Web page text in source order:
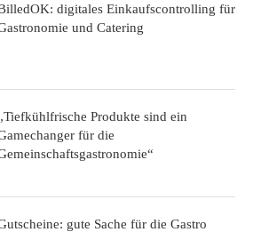
digitales Einkaufscontrolling für
und Catering
Produkte sind ein
für die
gute Sache für die Gastro